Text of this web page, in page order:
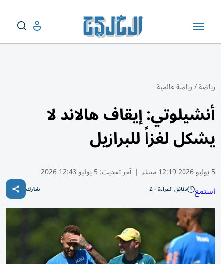
رياضة/رياضة عالمية
أنشيلوتي: إيقاف هالاند لا
يشكل لغزاً للبرازيل
5 يوليو 2026 12:19 مساء | آخر تحديث:5 يوليو 12:43 2026
استمع دقائق القراءة - 2 شارك